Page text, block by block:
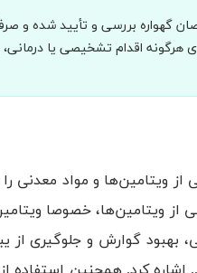
گهواره بررسی و تأیید شده و
هرگونه اقدام تشخیصی یا
ویتامین‌ها و مواد معدنی را
بهبود گوارش و جلوگیری